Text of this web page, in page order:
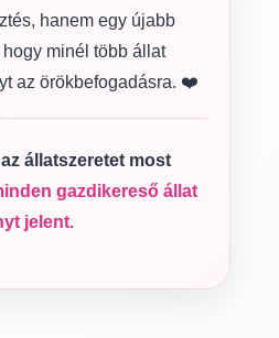
hanem egy újabb
minél több állat
az örökbefogadásra. ❤️
állatszeretet most
gazdikereső állat
jelent.